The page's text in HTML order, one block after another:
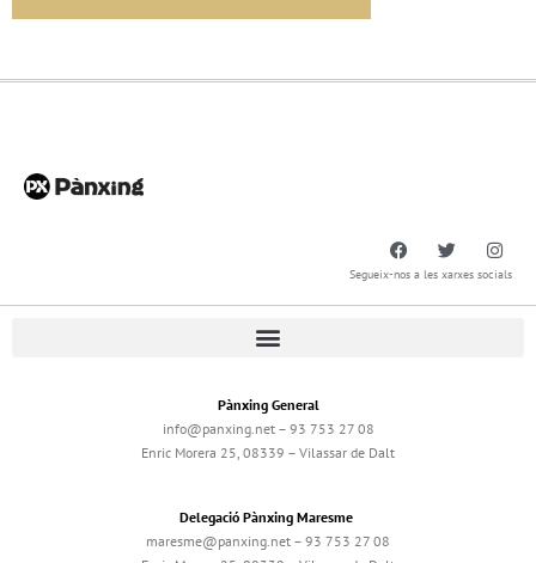
Segueix-nos a les xarxes socials
Pànxing General
info@panxing.net – 93 753 27 08
Enric Morera 25, 08339 – Vilassar de Dalt
Delegació Pànxing Maresme
maresme@panxing.net – 93 753 27 08